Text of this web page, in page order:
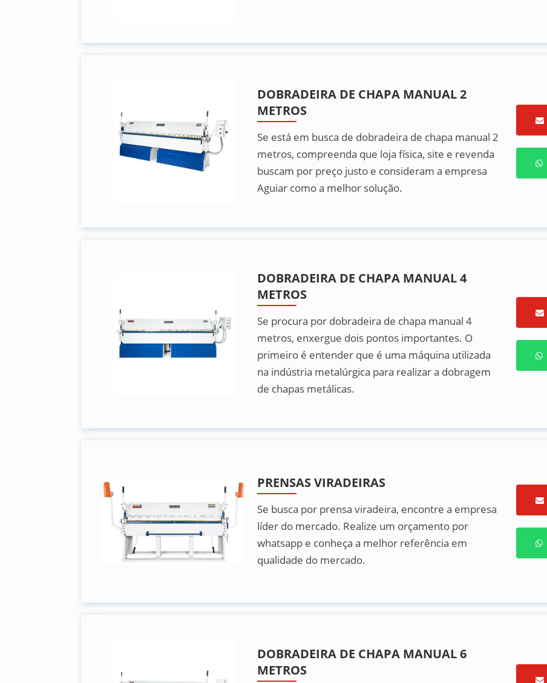
DOBRADEIRA DE CHAPA MANUAL 2
METROS
Se está em busca de dobradeira de chapa manual 2
metros, compreenda que loja física, site e revenda
buscam por preço justo e consideram a empresa
Aguiar como a melhor solução.
DOBRADEIRA DE CHAPA MANUAL 4
METROS
Se procura por dobradeira de chapa manual 4
metros, enxergue dois pontos importantes. O
primeiro é entender que é uma máquina utilizada
na indústria metalúrgica para realizar a dobragem
de chapas metálicas.
PRENSAS VIRADEIRAS
Se busca por prensa viradeira, encontre a empresa
líder do mercado. Realize um orçamento por
whatsapp e conheça a melhor referência em
qualidade do mercado.
DOBRADEIRA DE CHAPA MANUAL 6
METROS